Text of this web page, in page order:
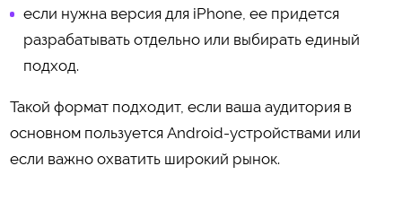
если нужна версия для iPhone, ее придется
разрабатывать отдельно или выбирать единый
подход.
Такой формат подходит, если ваша аудитория в
основном пользуется Android-устройствами или
если важно охватить широкий рынок.